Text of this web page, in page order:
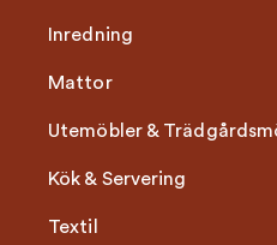
Inredning
Mattor
Utemöbler &
Kök & Servering
Textil